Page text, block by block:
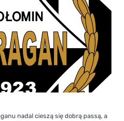
nadal cieszą się dobrą passą, a